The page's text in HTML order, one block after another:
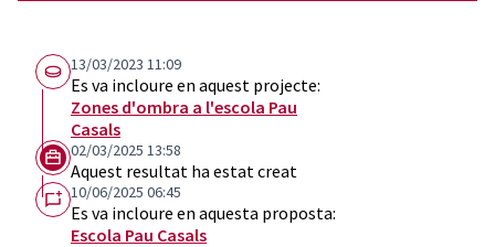
13/03/2023 11:09
Es va incloure en aquest projecte:
Zones d'ombra a l'escola Pau
Casals
02/03/2025 13:58
Aquest resultat ha estat creat
10/06/2025 06:45
Es va incloure en aquesta proposta:
Escola Pau Casals